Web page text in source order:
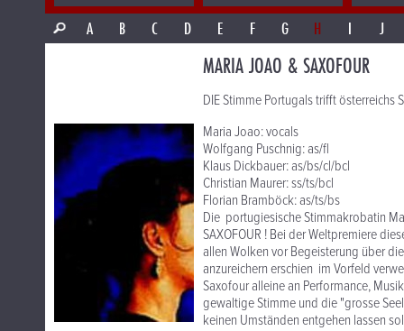
A
B C D E F G H I J
MARIA JOAO & SAXOFOUR
DIE Stimme Portugals trifft österreichs
Maria Joao: vocals
Wolfgang Puschnig: as/fl
Klaus Dickbauer: as/bs/cl/bcl
Christian Maurer: ss/ts/bcl
Florian Bramböck: as/ts/bs
Die portugiesische Stimmakrobatin
SAXOFOUR ! Bei der Weltpremiere
allen Wolken vor Begeisterung über
anzureichern erschien im Vorfeld
Saxofour alleine an Performance,
gewaltige Stimme und die "grosse
keinen Umständen entgehen lassen